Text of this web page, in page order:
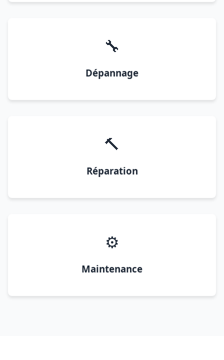
🔧
Dépannage
🔨
Réparation
⚙️
Maintenance